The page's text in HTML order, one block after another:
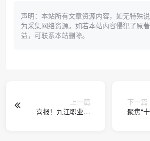
声明：本站所有文章资源内容，如无特殊
为采集网络资源。如若本站内容侵犯了原
益，可联系本站删除。
上一篇
喜报！九江职业大
下一篇
聚焦“